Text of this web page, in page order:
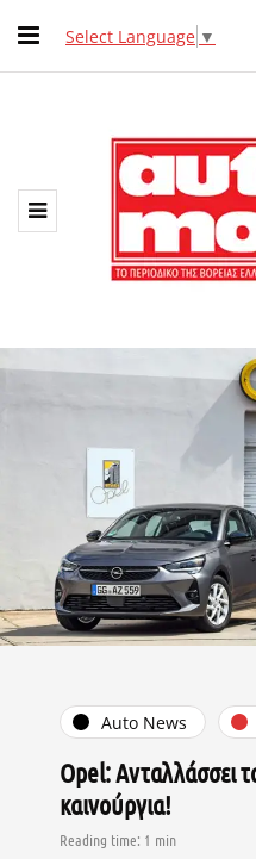
Select Language ▼
Auto News
Opel: Ανταλλάσσει
καινούργια!